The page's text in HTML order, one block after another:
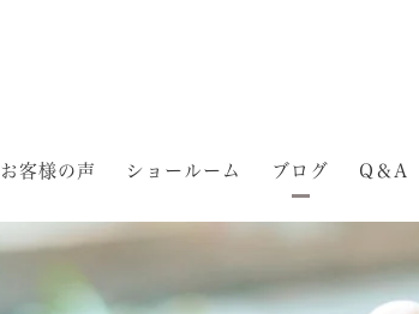
お客様の声 ショールーム ブログ Q＆A